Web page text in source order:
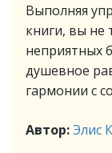
Выполняя
книги, вы не
неприятных
душевное
гармонии с
Автор:Элис